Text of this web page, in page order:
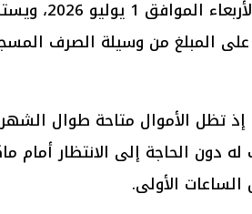
تبدأ إتاحة معاش شهر
المبلغ من وسيلة الصرف
إذ تظل الأموال متاحة طوال
دون الحاجة إلى الانتظار أمام
الساعات الأولى.